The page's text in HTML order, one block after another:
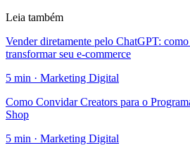
Leia também
Vender diretamente pelo ChatGPT:
transformar seu e-commerce
5 min · Marketing Digital
Como Convidar Creators para o
Shop
5 min · Marketing Digital